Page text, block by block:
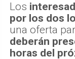
Los
por los dos
una oferta
deberán
horas del